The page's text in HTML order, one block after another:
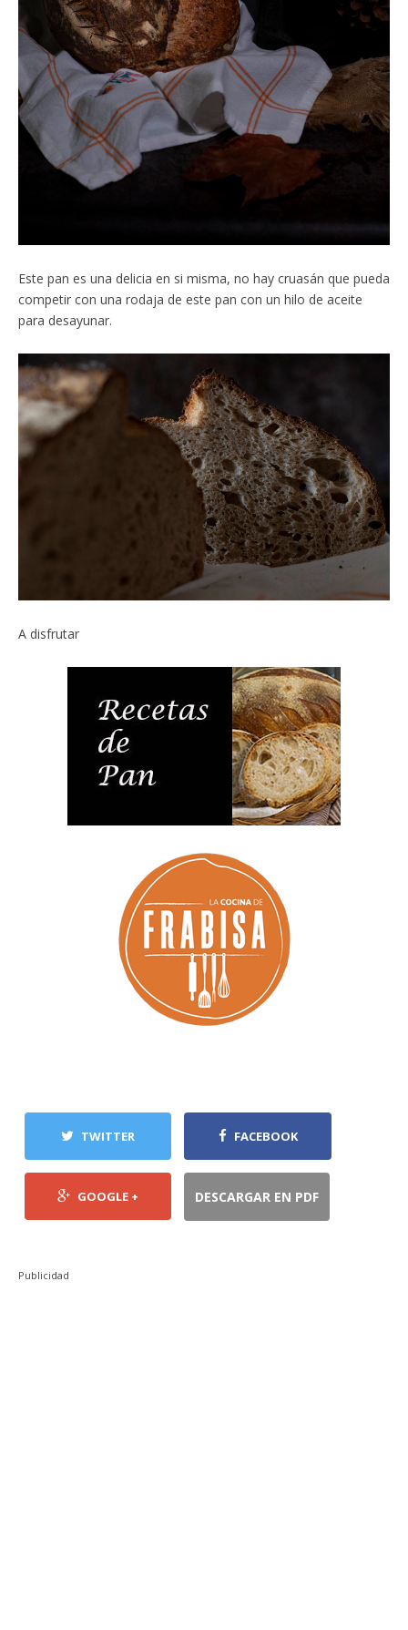
Este pan es una delicia en si misma, no hay cruasán que pueda
competir con una rodaja de este pan con un hilo de aceite
para desayunar.
A disfrutar
TWITTER FACEBOOK
GOOGLE + DESCARGAR EN PDF
Publicidad